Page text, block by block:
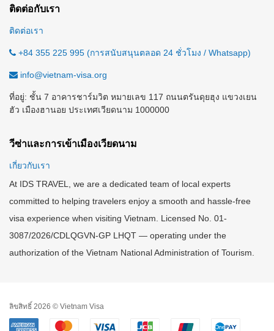
ติดต่อกับเรา
ติดต่อเรา
+84 355 225 995 (การสนับสนุนตลอด 24 ชั่วโมง / Whatsapp)
info@vietnam-visa.org
ที่อยู่: ชั้น 7 อาคารชาร์มวิต หมายเลข 117 ถนนตรันดุยฮุง แขวงเยน
ฮัว เมืองฮานอย ประเทศเวียดนาม 1000000
วีซ่าและการเข้าเมืองเวียดนาม
เกี่ยวกับเรา
At IDS TRAVEL, we are a dedicated team of local experts
committed to helping travelers enjoy a smooth and hassle-free
visa experience when visiting Vietnam. Licensed No. 01-
3087/2026/CDLQGVN-GP LHQT — operating under the
authorization of the Vietnam National Administration of Tourism.
ลิขสิทธิ์ 2026 © Vietnam Visa